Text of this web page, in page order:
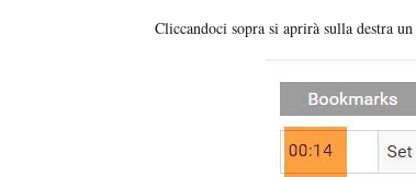
Cliccandoci sopra si aprirà sulla destra un